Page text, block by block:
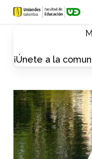
Skip
¡Únete a la